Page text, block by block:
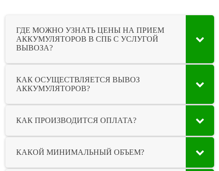
ГДЕ МОЖНО УЗНАТЬ ЦЕНЫ НА ПРИЕМ
АККУМУЛЯТОРОВ В СПБ С УСЛУГОЙ
ВЫВОЗА?
КАК ОСУЩЕСТВЛЯЕТСЯ ВЫВОЗ
АККУМУЛЯТОРОВ?
КАК ПРОИЗВОДИТСЯ ОПЛАТА?
КАКОЙ МИНИМАЛЬНЫЙ ОБЪЕМ?